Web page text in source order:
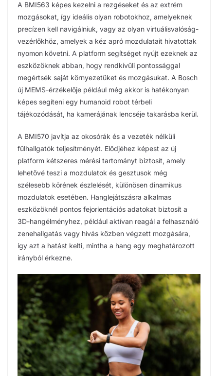
A BMI563 képes kezelni a rezgéseket és az extrém
mozgásokat, így ideális olyan robotokhoz, amelyeknek
precízen kell navigálniuk, vagy az olyan virtuálisvalóság-
vezérlőkhöz, amelyek a kéz apró mozdulatait hivatottak
nyomon követni. A platform segítséget nyújt ezeknek az
eszközöknek abban, hogy rendkívüli pontossággal
megértsék saját környezetüket és mozgásukat. A Bosch
új MEMS-érzékelője például még akkor is hatékonyan
képes segíteni egy humanoid robot térbeli
tájékozódását, ha kamerájának lencséje takarásba kerül.
A BMI570 javítja az okosórák és a vezeték nélküli
fülhallgatók teljesítményét. Elődjéhez képest az új
platform kétszeres mérési tartományt biztosít, amely
lehetővé teszi a mozdulatok és gesztusok még
szélesebb körének észlelését, különösen dinamikus
mozdulatok esetében. Hanglejátszásra alkalmas
eszközöknél pontos fejorientációs adatokat biztosít a
3D-hangélményhez, például aktívan reagál a felhasználó
zenehallgatás vagy hívás közben végzett mozgására,
így azt a hatást kelti, mintha a hang egy meghatározott
irányból érkezne.